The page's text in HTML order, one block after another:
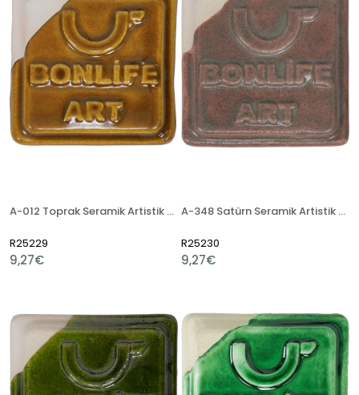
A-012 Toprak Seramik Artistik Sır
R25229
9,27€
A-348 Satürn Seramik Artistik Sır
R25230
9,27€